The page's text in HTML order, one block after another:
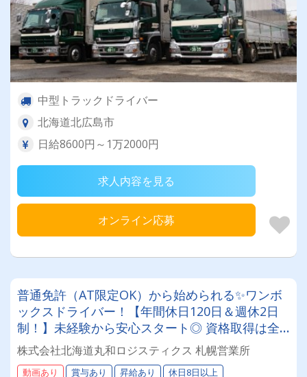
中型トラックドライバー
北海道北広島市
日給8600円～1万2000円
求人内容を見る
オンライン応募
普通免許（AT限定OK）から始められる✨ワンボ
ックスドライバー！【年間休日120日＆週休2日
制！】未経験から安心スタート◎ 資格取得は全
額会社負担！安定基盤で働くドライバー募集！
年齢・性別問わず活躍できるお仕事です✨
株式会社北海道丸和ロジスティクス 札幌営業所
動画あり 賞与あり 昇給あり 休日8日以上